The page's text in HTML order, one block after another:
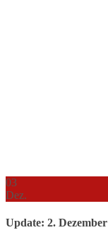
03
Dez.
Update: 2.